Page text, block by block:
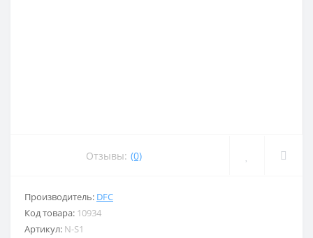
Отзывы: (0)
Производитель: DFC
Код товара: 10934
Артикул: N-S1